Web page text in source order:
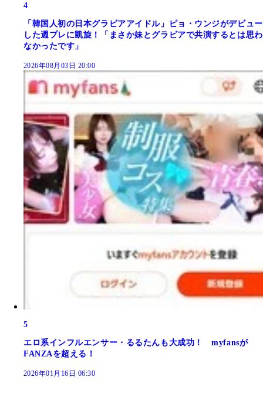
4
「韓国人初の日本グラビアアイドル」ピョ・ウンジがデビュー
した週プレに凱旋！「まさか妹とグラビアで共演するとは思わ
なかったです」
2026年08月03日 20:00
5
エロ系インフルエンサー・るるたんも大成功！ myfansが
FANZAを超える！
2026年01月16日 06:30